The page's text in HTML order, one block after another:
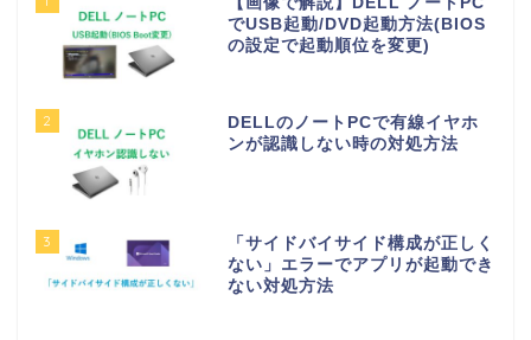
でUSB起動/DVD起動方法(BIOS
の設定で起動順位を変更)
2
DELLのノートPCで有線イヤホ
ンが認識しない時の対処方法
3
「サイドバイサイド構成が正しく
ない」エラーでアプリが起動でき
ない対処方法